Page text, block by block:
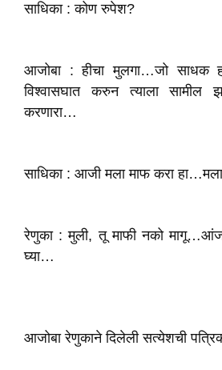
साधिका : कोण रुपेश?
आजोबा : हीचा मुलगा…जो साधक
विश्वासघात करुन त्याला सामील
करणारा…
साधिका : आजी मला माफ करा
रेणुका : मुली, तू माफी नको
घ्या…
आजोबा रेणुकाने दिलेली सत्येशची